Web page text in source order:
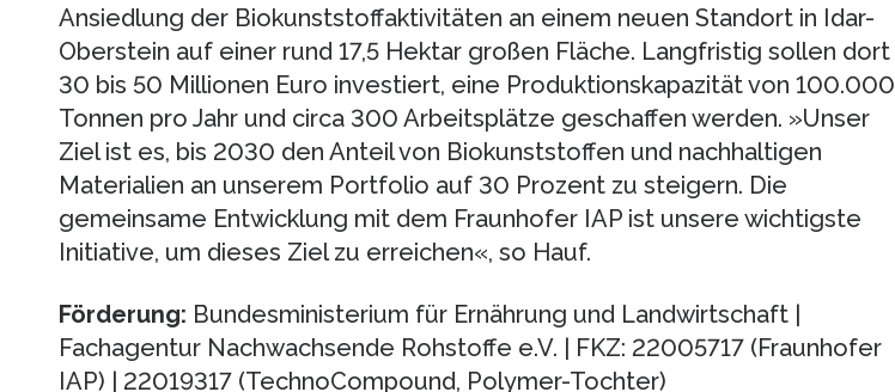
Ansiedlung der Biokunststoffaktivitäten an einem neuen Standort in Idar-
Oberstein auf einer rund 17,5 Hektar großen Fläche. Langfristig sollen dort
30 bis 50 Millionen Euro investiert, eine Produktionskapazität von 100.000
Tonnen pro Jahr und circa 300 Arbeitsplätze geschaffen werden. »Unser
Ziel ist es, bis 2030 den Anteil von Biokunststoffen und nachhaltigen
Materialien an unserem Portfolio auf 30 Prozent zu steigern. Die
gemeinsame Entwicklung mit dem Fraunhofer IAP ist unsere wichtigste
Initiative, um dieses Ziel zu erreichen«, so Hauf.
Förderung: Bundesministerium für Ernährung und Landwirtschaft |
Fachagentur Nachwachsende Rohstoffe e.V. | FKZ: 22005717 (Fraunhofer
IAP) | 22019317 (TechnoCompound, Polymer-Tochter)